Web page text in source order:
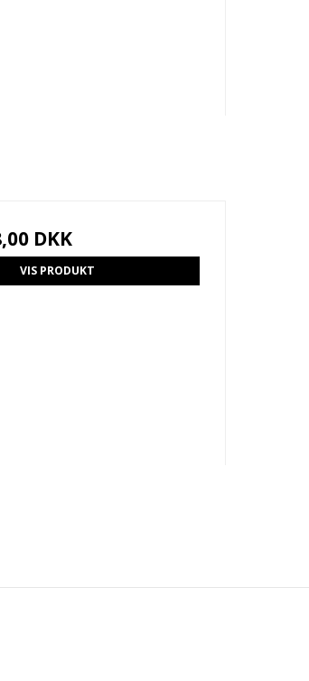
DKK
VIS PRODUKT